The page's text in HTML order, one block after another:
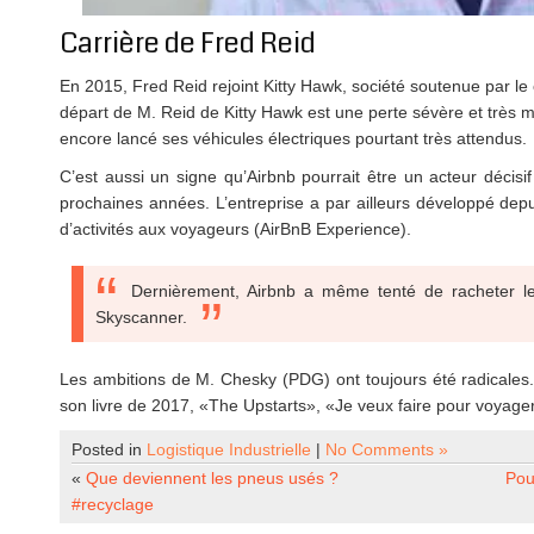
Carrière de Fred Reid
En 2015, Fred Reid rejoint Kitty Hawk, société soutenue par
départ de M. Reid de Kitty Hawk est une perte sévère et très
encore lancé ses véhicules électriques pourtant très attendus.
C’est aussi un signe qu’Airbnb pourrait être un acteur
prochaines années. L’entreprise a par ailleurs développé
d’activités aux voyageurs (AirBnB Experience).
Dernièrement, Airbnb a même tenté de racheter
Skyscanner.
Les ambitions de M. Chesky (PDG) ont toujours été
son livre de 2017, «The Upstarts», «Je veux faire pour
Posted in Logistique Industrielle | No Comments »
« Que deviennent les pneus usés ?
#recyclage